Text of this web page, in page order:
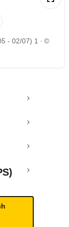
- 02/07) 1
©